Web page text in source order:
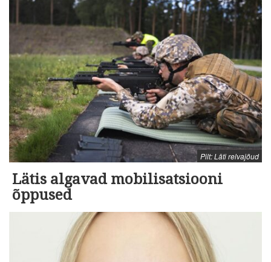
Pilt: Läti relvajõud
Lätis algavad mobilisatsiooni
õppused